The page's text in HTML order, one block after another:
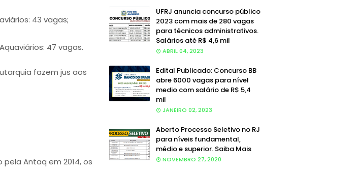
43 vagas;
47 vagas.
fazem jus aos
Antaq em 2014, os
UFRJ anuncia concurso público
2023 com mais de 280 vagas
para técnicos administrativos.
Salários até R$ 4,6 mil
ABRIL 04, 2023
Edital Publicado: Concurso BB
abre 6000 vagas para nível
medio com salário de R$ 5,4
mil
JANEIRO 02, 2023
Aberto Processo Seletivo no RJ
para níveis fundamental,
médio e superior. Saiba Mais
NOVEMBRO 27, 2020